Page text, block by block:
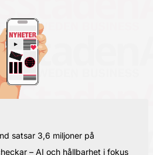
satsar 3,6 miljoner på
– AI och hållbarhet i fokus